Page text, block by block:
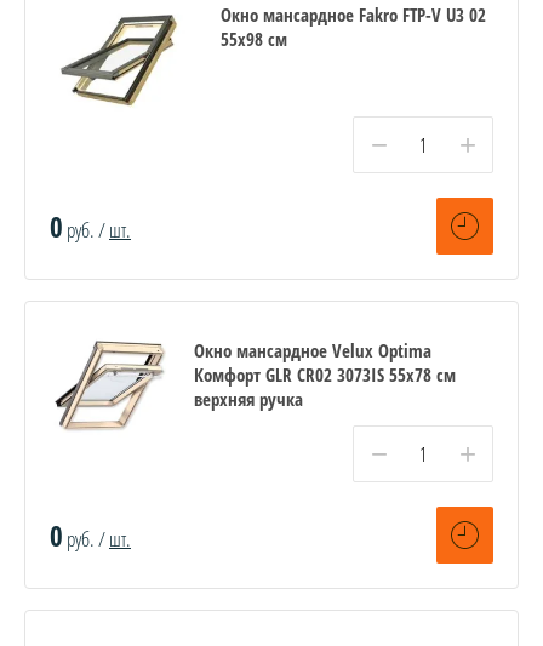
Окно мансардное Fakro FTP-V U3 02
55х98 см
− +
0 руб. /шт.
Окно мансардное Velux Optima
Комфорт GLR CR02 3073IS 55x78 см
верхняя ручка
− +
0 руб. /шт.